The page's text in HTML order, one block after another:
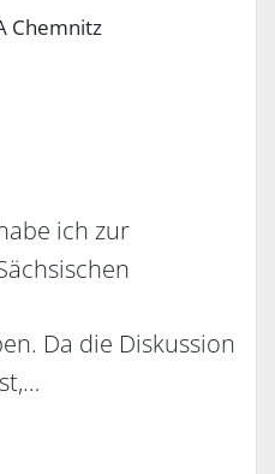
Chemnitz
ich zur
Da die Diskussion